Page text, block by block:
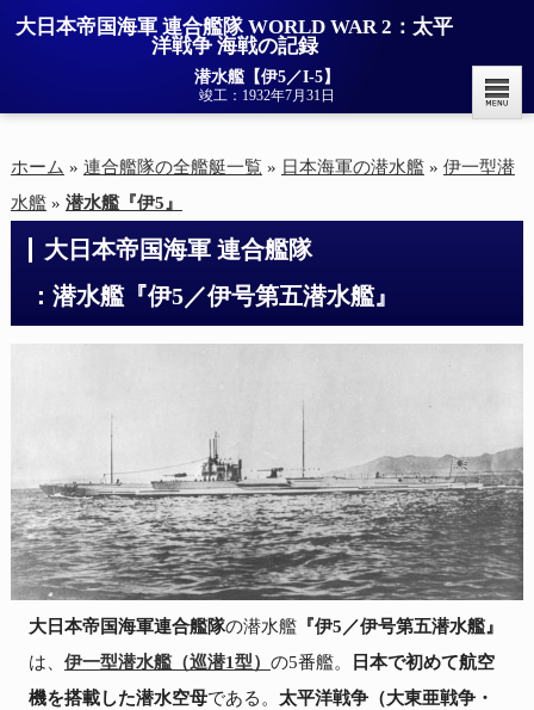
大日本帝国海軍 連合艦隊 WORLD WAR 2：太平
洋戦争 海戦の記録
潜水艦【伊5／I-5】
竣工：1932年7月31日
ホーム » 連合艦隊の全艦艇一覧 » 日本海軍の潜水艦 » 伊一型潜
水艦 » 潜水艦『伊5』
大日本帝国海軍 連合艦隊
：潜水艦『伊5／伊号第五潜水艦』
大日本帝国海軍連合艦隊の潜水艦『伊5／伊号第五潜水艦』
は、 伊一型潜水艦（巡潜1型） の5番艦。
日本で初めて航空
機を搭載した潜水空母である。 太平洋戦争（大東亜戦争・